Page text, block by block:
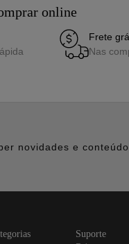
online
Frete
Nas
novidades e
suporte